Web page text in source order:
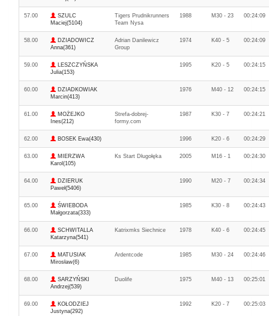
57.00
SZULC
Maciej(5104)
Tigers Prudnikrunners
Team Nysa
1988 M30 - 23 00:24:09
58.00
DZIADOWICZ
Anna(361)
Adrian Danilewicz
Group
1974 K40 - 5 00:24:09
59.00
LESZCZYŃSKA
Julia(153)
1995 K20 - 5 00:24:15
60.00
DZIADKOWIAK
Marcin(413)
1976 M40 - 12 00:24:15
61.00
MOŻEJKO
Ines(212)
Strefa-dobrej-
formy.com
1987 K30 - 7 00:24:21
62.00 BOSEK Ewa(430) 1996 K20 - 6 00:24:29
63.00
MIERZWA
Karol(105)
Ks Start Długołęka 2005 M16 - 1 00:24:30
64.00
DZIERUK
Paweł(5406)
1990 M20 - 7 00:24:34
65.00
ŚWIEBODA
Małgorzata(333)
1985 K30 - 8 00:24:43
66.00
SCHWITALLA
Katarzyna(541)
Katrixmks Siechnice 1978 K40 - 6 00:24:45
67.00
MATUSIAK
Mirosław(6)
Ardentcode 1985 M30 - 24 00:24:46
68.00
SARZYŃSKI
Andrzej(539)
Duolife 1975 M40 - 13 00:25:01
69.00
KOŁODZIEJ
Justyna(292)
1992 K20 - 7 00:25:03